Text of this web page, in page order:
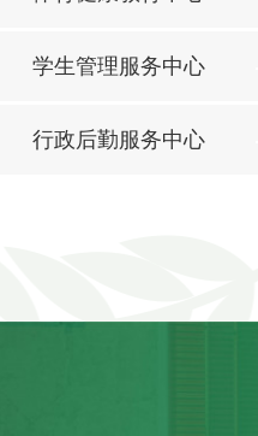
学生管理服务中心
行政后勤服务中心